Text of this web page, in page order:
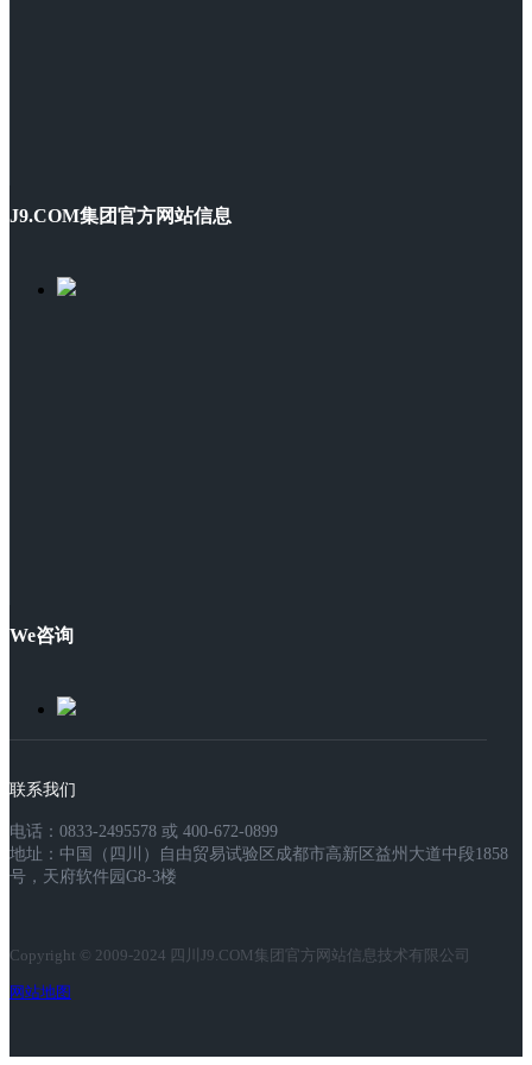
J9.COM集团官方网站信息
We咨询
联系我们
电话：0833-2495578 或 400-672-0899
地址：中国（四川）自由贸易试验区成都市高新区益州大道中段1858
号，天府软件园G8-3楼
Copyright © 2009-2024 四川J9.COM集团官方网站信息技术有限公司
网站地图